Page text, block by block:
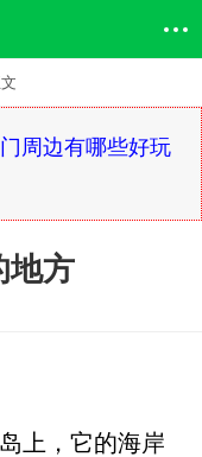
周边有哪些好玩
地方
上，它的海岸